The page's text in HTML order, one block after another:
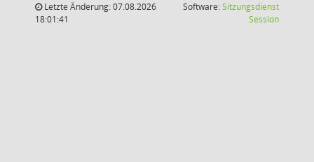
Letzte Änderung: 07.08.2026
18:01:41
Software:Sitzungsdienst
Session(Wird in